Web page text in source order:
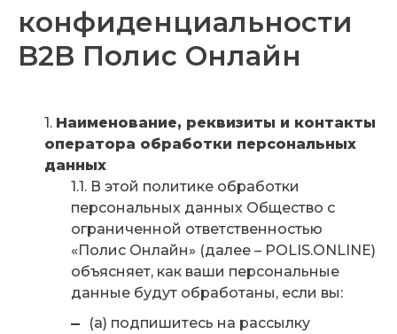
конфиденциальности
B2B Полис Онлайн
Наименование, реквизиты и контакты
оператора обработки персональных
данных
В этой политике обработки
персональных данных Общество с
ограниченной ответственностью
«Полис Онлайн» (далее – POLIS.ONLINE)
объясняет, как ваши персональные
данные будут обработаны, если вы:
(а) подпишитесь на рассылку